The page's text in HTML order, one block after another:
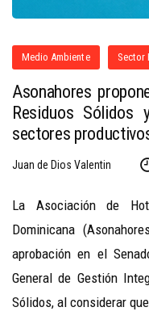
Medio Ambiente Sector
Asonahores
Residuos Sólidos
sectores
Juan de Dios Valentin
La Asociación de
Dominicana
aprobación en el
General de Gestión
Sólidos, al considerar